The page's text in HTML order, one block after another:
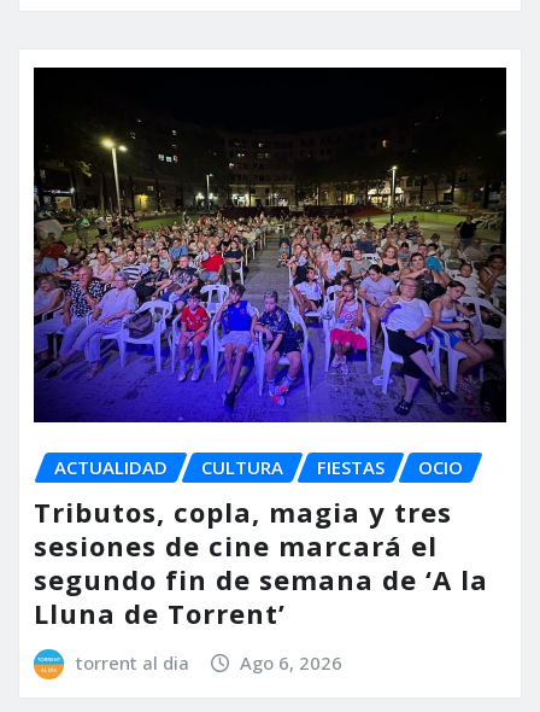
ACTUALIDAD CULTURA FIESTAS OCIO
Tributos, copla, magia y tres
sesiones de cine marcará el
segundo fin de semana de ‘A la
Lluna de Torrent’
torrent al dia Ago 6, 2026